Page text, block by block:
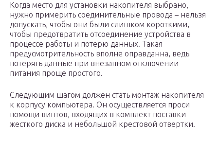
Когда место для установки накопителя выбрано,
нужно примерить соединительные провода – нельзя
допускать, чтобы они были слишком короткими,
чтобы предотвратить отсоединение устройства в
процессе работы и потерю данных. Такая
предусмотрительность вполне оправданна, ведь
потерять данные при внезапном отключении
питания проще простого.
Следующим шагом должен стать монтаж накопителя
к корпусу компьютера. Он осуществляется проси
помощи винтов, входящих в комплект поставки
жесткого диска и небольшой крестовой отвертки.